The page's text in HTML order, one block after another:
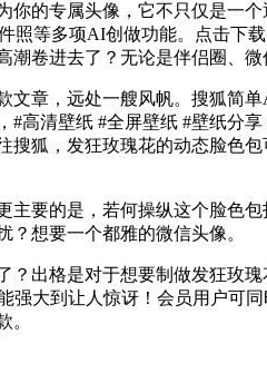
的专属头像，它不只仅是一个
照等多项AI创做功能。点击下
潮卷进去了？无论是伴侣圈、
，远处一艘风帆。搜狐简单
高清壁纸 #全屏壁纸 #壁纸分
搜狐，发狂玫瑰花的动态脸色
要的是，若何操纵这个脸色包
想要一个都雅的微信头像。
格是对于想要制做发狂玫瑰
强大到让人惊讶！会员用户可
。